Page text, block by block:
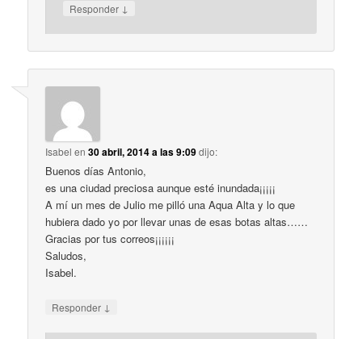
Responder ↓
Isabel en30 abril, 2014 a las 9:09dijo:
Buenos días Antonio,
es una ciudad preciosa aunque esté inundada¡¡¡¡¡
A mí un mes de Julio me pilló una Aqua Alta y lo que
hubiera dado yo por llevar unas de esas botas altas……
Gracias por tus correos¡¡¡¡¡¡
Saludos,
Isabel.
Responder ↓